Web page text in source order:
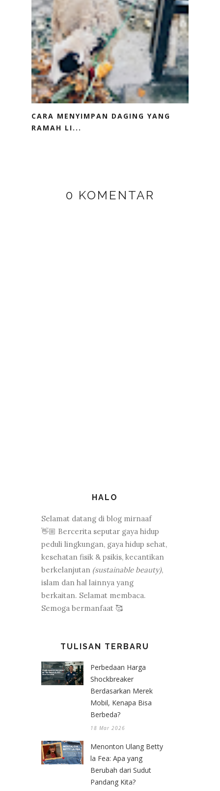
CARA MENYIMPAN DAGING YANG
RAMAH LI...
0 KOMENTAR
HALO
Selamat datang di blog mirnaaf
👋🏼 Bercerita seputar gaya hidup
peduli lingkungan, gaya hidup sehat,
kesehatan fisik & psikis, kecantikan
berkelanjutan (sustainable beauty),
islam dan hal lainnya yang
berkaitan. Selamat membaca.
Semoga bermanfaat 🥰
TULISAN TERBARU
Perbedaan Harga
Shockbreaker
Berdasarkan Merek
Mobil, Kenapa Bisa
Berbeda?
18 Mar 2026
Menonton Ulang Betty
la Fea: Apa yang
Berubah dari Sudut
Pandang Kita?